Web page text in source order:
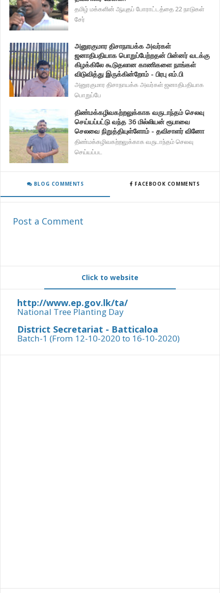
தமிழ் மக்களின் ஆயுதப் போராட்டத்தை 22 நாடுகள்
சேர்
அனுரகுமார திசாநாயக்க அவர்கள்
ஜனாதிபதியாக பொறுப்பேற்றதன் பின்னர் வடக்கு
கிழக்கிலே கூடுதலான காணிகளை நாங்கள்
விடுவித்து இருக்கின்றோம் - பிரபு எம்.பி
அனுரகுமார திசாநாயக்க அவர்கள் ஜனாதிபதியாக
பொறுப்பே
திண்மக்கழிவகற்றலுக்காக வருடாந்தம் செலவு
செய்யப்பட்டு வந்த 36 மில்லியன் ரூபாவை
செலவை நிறுத்தியுள்ளோம் - தவிசாளர் வினோ
திண்மக்கழிவகற்றலுக்காக வருடாந்தம் செலவு
செய்யப்பட
BLOG COMMENTS FACEBOOK COMMENTS
Post a Comment
Click to website
http://www.ep.gov.lk/ta/
National Tree Planting Day
District Secretariat - Batticaloa
Batch-1 (From 12-10-2020 to 16-10-2020)